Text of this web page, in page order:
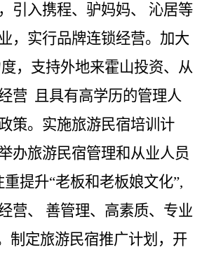
引入携程、驴妈妈、 沁居等
，实行品牌连锁经营。加大
，支持外地来霍山投资、从
营 且具有高学历的管理人
策。实施旅游民宿培训计
办旅游民宿管理和从业人员
重提升“老板和老板娘文化”,
营、 善管理、高素质、专业
制定旅游民宿推广计划，开